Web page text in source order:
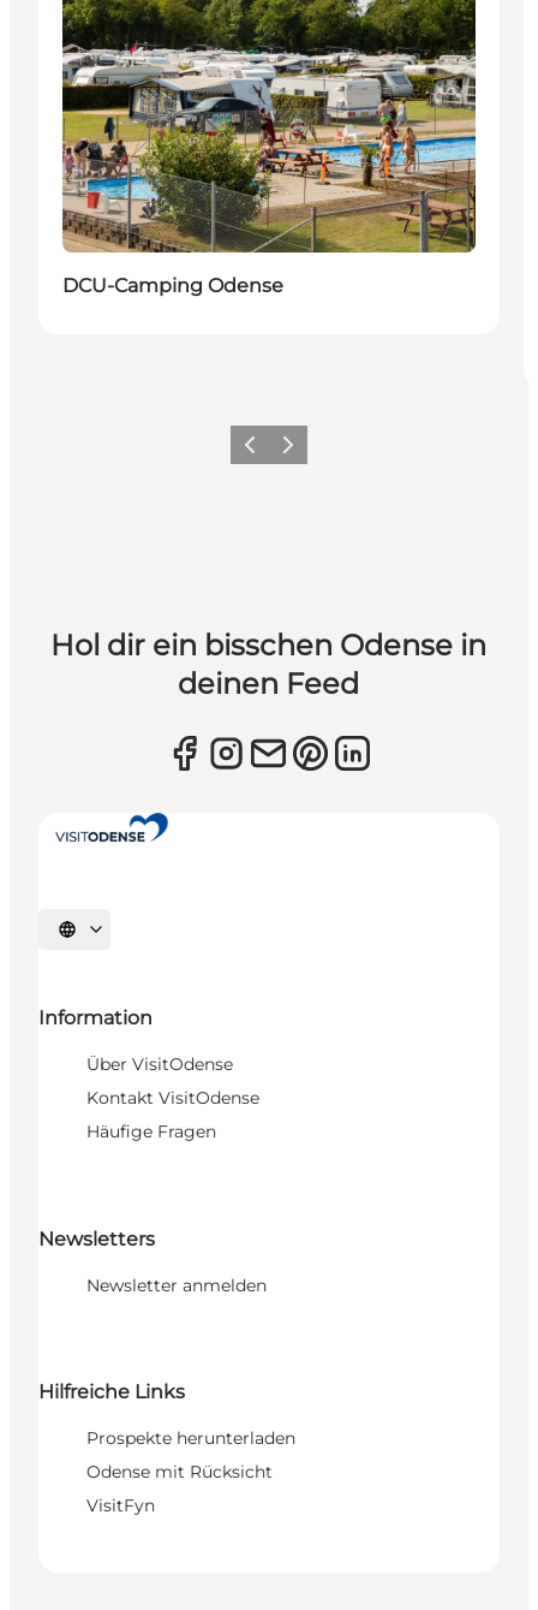
DCU-Camping Odense
ZurückWeiter
Hol dir ein bisschen Odense in
deinen Feed
Sprache auswählen
Information
Über VisitOdense
Kontakt VisitOdense
Häufige Fragen
Newsletters
Newsletter anmelden
Hilfreiche Links
Prospekte herunterladen
Odense mit Rücksicht
VisitFyn